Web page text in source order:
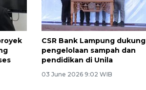
CSR Bank Lampung dukung
pengelolaan sampah dan
pendidikan di Unila
03 June 2026 9:02 WIB